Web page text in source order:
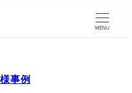
MENU
事例